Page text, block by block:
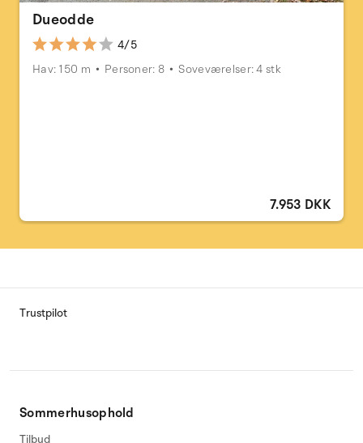
Dueodde
4/5
Hav: 150 m
Personer: 8 Soveværelser: 4 stk
7.953 DKK
Trustpilot
Sommerhusophold
Tilbud